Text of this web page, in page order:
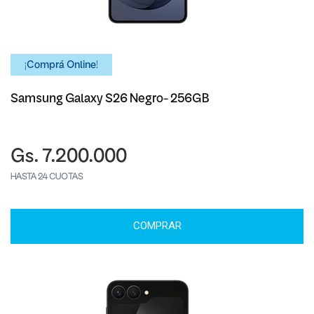
¡Comprá Online!
Samsung Galaxy S26 Negro- 256GB
Gs. 7.200.000
HASTA 24 CUOTAS
COMPRAR